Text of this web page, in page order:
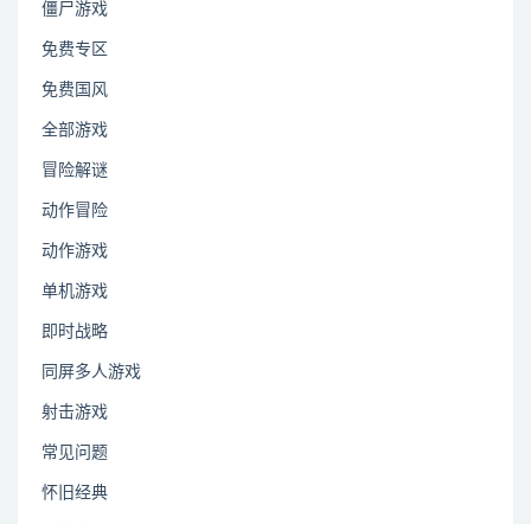
僵尸游戏
免费专区
免费国风
全部游戏
冒险解谜
动作冒险
动作游戏
单机游戏
即时战略
同屏多人游戏
射击游戏
常见问题
怀旧经典